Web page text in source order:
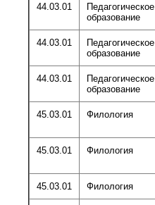
44.03.01
Педагогическое
образование
44.03.01
Педагогическое
образование
44.03.01
Педагогическое
образование
45.03.01 Филология
45.03.01 Филология
45.03.01 Филология